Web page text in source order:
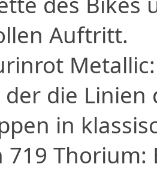
Auftritt.
der die Linien
in
719 Thorium: